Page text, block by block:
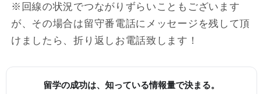
※回線の状況でつながりずらいこともございます
が、その場合は留守番電話にメッセージを残して頂
けましたら、折り返しお電話致します！
留学の成功は、知っている情報量で決まる。